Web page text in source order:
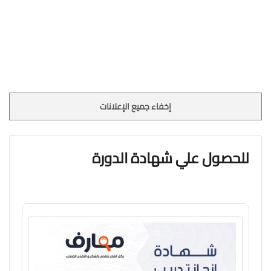
إخفاء جميع الإعلانات
للحصول علي شهادة الدورة